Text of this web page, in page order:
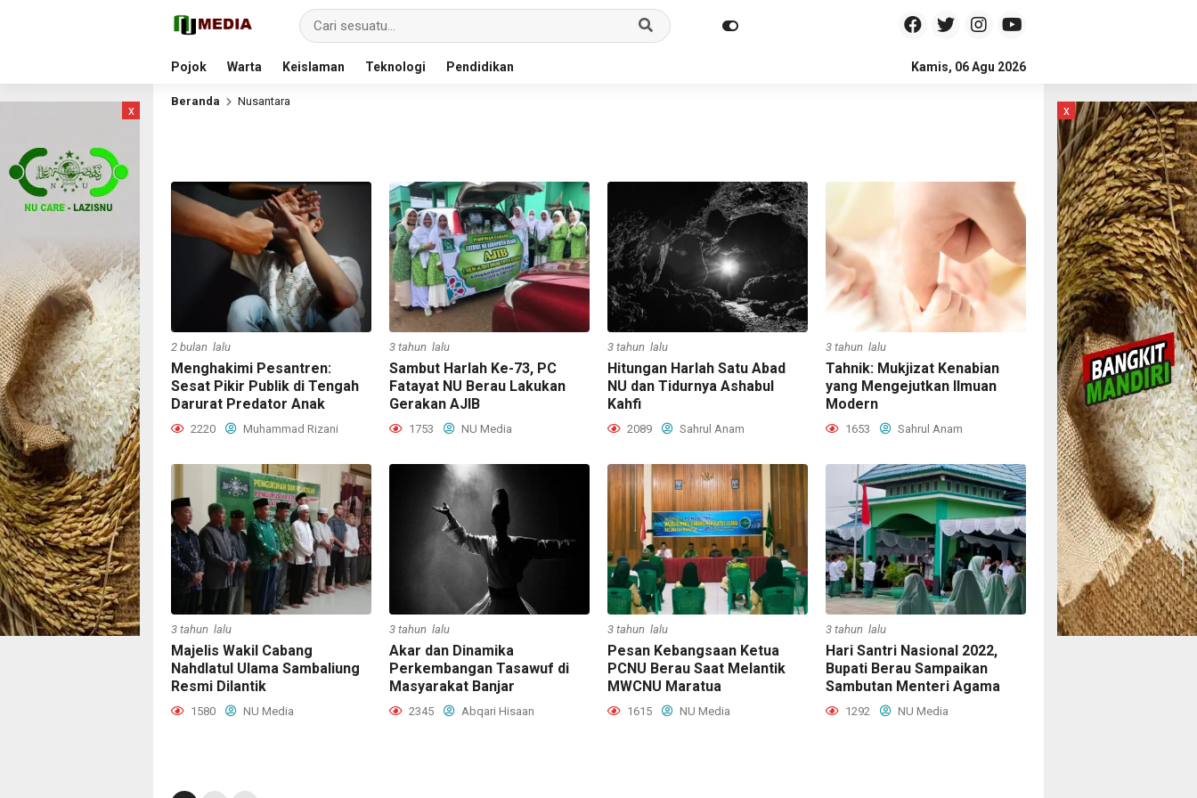
Pojok Warta Keislaman Teknologi Pendidikan Kamis, 06 Agu 2026
x
Beranda Nusantara
2 bulan lalu
Menghakimi Pesantren:
Sesat Pikir Publik di Tengah
Darurat Predator Anak
2220 Muhammad Rizani
3 tahun lalu
Sambut Harlah Ke-73, PC
Fatayat NU Berau Lakukan
Gerakan AJIB
1753 NU Media
3 tahun lalu
Hitungan Harlah Satu Abad
NU dan Tidurnya Ashabul
Kahfi
2089 Sahrul Anam
3 tahun lalu
Tahnik: Mukjizat Kenabian
yang Mengejutkan Ilmuan
Modern
1653 Sahrul Anam
3 tahun lalu
Majelis Wakil Cabang
Nahdlatul Ulama Sambaliung
Resmi Dilantik
1580 NU Media
3 tahun lalu
Akar dan Dinamika
Perkembangan Tasawuf di
Masyarakat Banjar
2345 Abqari Hisaan
3 tahun lalu
Pesan Kebangsaan Ketua
PCNU Berau Saat Melantik
MWCNU Maratua
1615 NU Media
3 tahun lalu
Hari Santri Nasional 2022,
Bupati Berau Sampaikan
Sambutan Menteri Agama
1292 NU Media
x